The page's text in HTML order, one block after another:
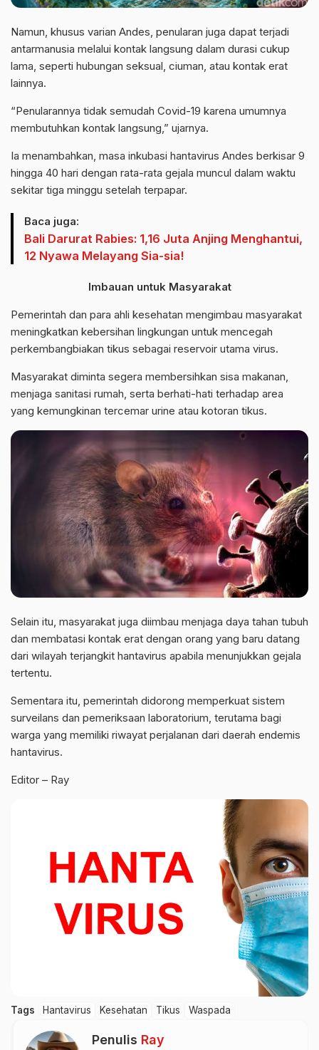
Namun, khusus varian Andes, penularan juga dapat terjadi
antarmanusia melalui kontak langsung dalam durasi cukup
lama, seperti hubungan seksual, ciuman, atau kontak erat
lainnya.
“Penularannya tidak semudah Covid-19 karena umumnya
membutuhkan kontak langsung,” ujarnya.
Ia menambahkan, masa inkubasi hantavirus Andes berkisar 9
hingga 40 hari dengan rata-rata gejala muncul dalam waktu
sekitar tiga minggu setelah terpapar.
Baca juga:
Bali Darurat Rabies: 1,16 Juta Anjing Menghantui,
12 Nyawa Melayang Sia-sia!
Imbauan untuk Masyarakat
Pemerintah dan para ahli kesehatan mengimbau masyarakat
meningkatkan kebersihan lingkungan untuk mencegah
perkembangbiakan tikus sebagai reservoir utama virus.
Masyarakat diminta segera membersihkan sisa makanan,
menjaga sanitasi rumah, serta berhati-hati terhadap area
yang kemungkinan tercemar urine atau kotoran tikus.
Selain itu, masyarakat juga diimbau menjaga daya tahan tubuh
dan membatasi kontak erat dengan orang yang baru datang
dari wilayah terjangkit hantavirus apabila menunjukkan gejala
tertentu.
Sementara itu, pemerintah didorong memperkuat sistem
surveilans dan pemeriksaan laboratorium, terutama bagi
warga yang memiliki riwayat perjalanan dari daerah endemis
hantavirus.
Editor – Ray
Tags Hantavirus Kesehatan Tikus Waspada
Penulis Ray